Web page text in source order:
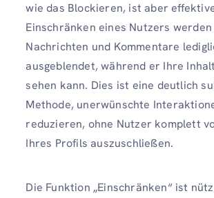
wie das Blockieren, ist aber
Einschränken eines Nutzers werden
Nachrichten und Kommentare
ausgeblendet, während er Ihre
sehen kann. Dies ist eine deutlich
Methode, unerwünschte
reduzieren, ohne Nutzer komplett
Ihres Profils auszuschließen.
Die Funktion „Einschränken“ ist